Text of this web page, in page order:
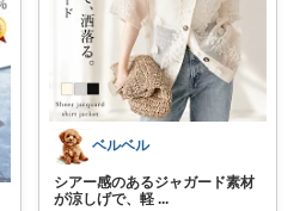
ベルベル
シアー感のあるジャガード素材
が涼しげで、軽 ...